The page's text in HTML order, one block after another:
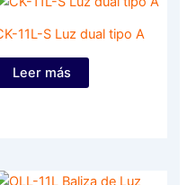
11L-S Luz dual tipo A
Leer más